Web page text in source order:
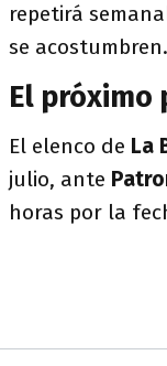
repetirá
se acostumbren.
El próximo
El elenco de La
julio, ante
horas por la